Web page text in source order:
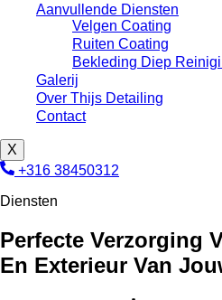
Aanvullende Diensten
Velgen Coating
Ruiten Coating
Bekleding Diep
Galerij
Over Thijs Detailing
Contact
X
+316 38450312
Diensten
Perfecte Verzorging
En Exterieur Van